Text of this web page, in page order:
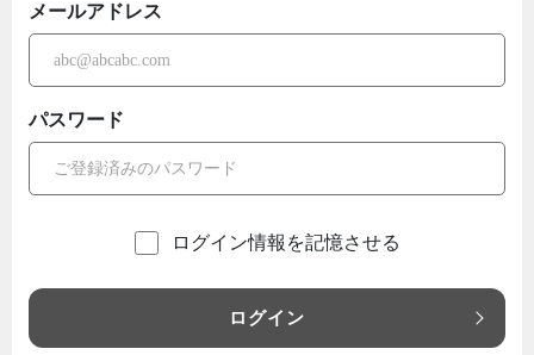
メールアドレス
パスワード
ログイン情報を記憶させる
ログイン